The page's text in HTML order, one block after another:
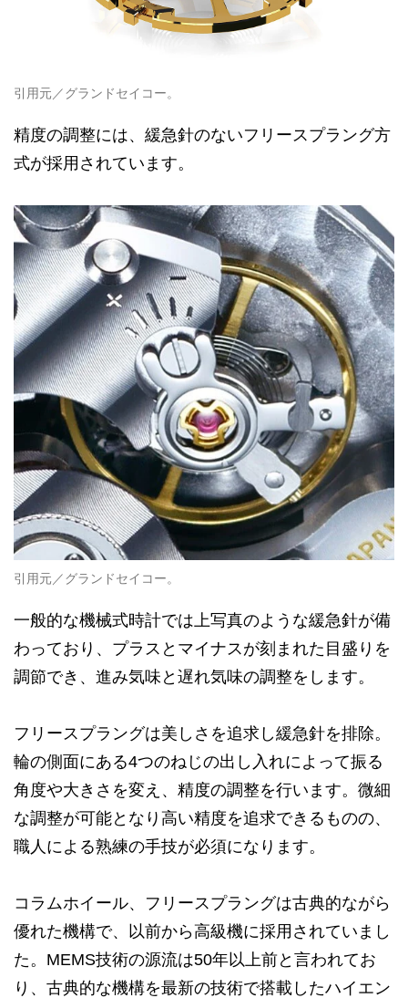
引用元／グランドセイコー。
精度の調整には、緩急針のないフリースプラング方
式が採用されています。
引用元／グランドセイコー。
一般的な機械式時計では上写真のような緩急針が備
わっており、プラスとマイナスが刻まれた目盛りを
調節でき、進み気味と遅れ気味の調整をします。
フリースプラングは美しさを追求し緩急針を排除。
輪の側面にある4つのねじの出し入れによって振る
角度や大きさを変え、精度の調整を行います。微細
な調整が可能となり高い精度を追求できるものの、
職人による熟練の手技が必須になります。
コラムホイール、フリースプラングは古典的ながら
優れた機構で、以前から高級機に採用されていまし
た。MEMS技術の源流は50年以上前と言われてお
り、古典的な機構を最新の技術で搭載したハイエン